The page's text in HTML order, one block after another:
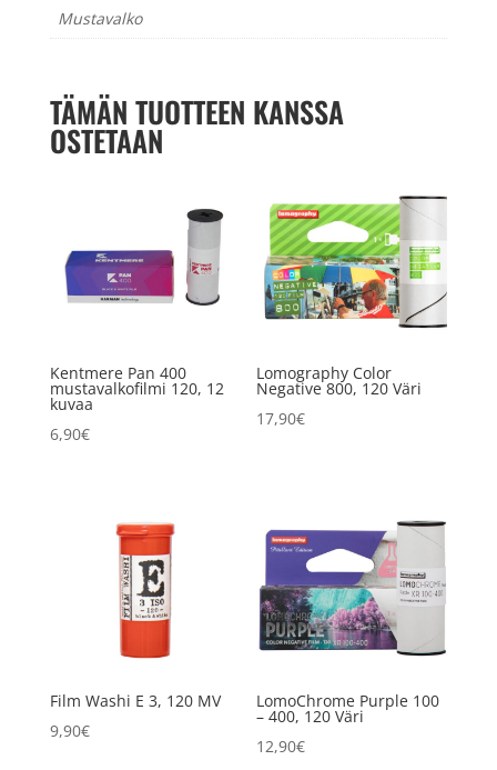
Mustavalko
TÄMÄN TUOTTEEN KANSSA
OSTETAAN
Kentmere Pan 400
mustavalkofilmi 120, 12
kuvaa
6,90€
Lomography Color
Negative 800, 120 Väri
17,90€
Film Washi E 3, 120 MV
9,90€
LomoChrome Purple 100
– 400, 120 Väri
12,90€